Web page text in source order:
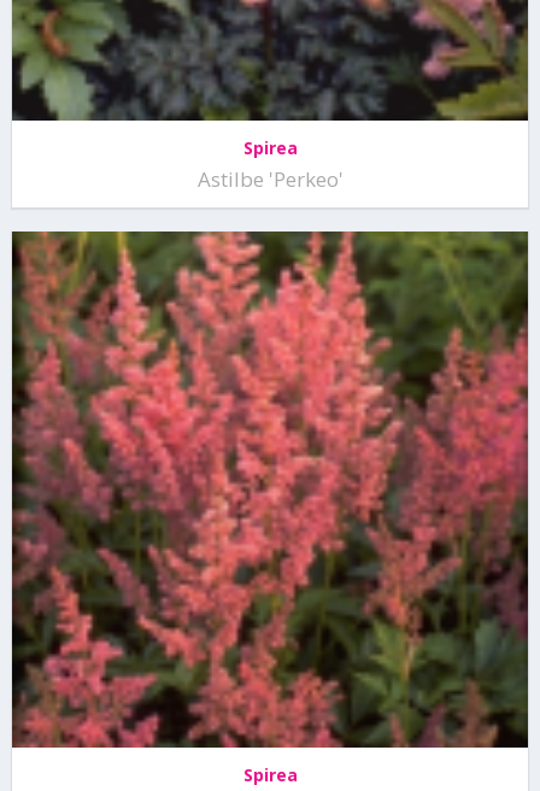
Spirea
Astilbe 'Perkeo'
Spirea